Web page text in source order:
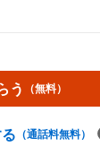
う （無料）
（通話料無料）